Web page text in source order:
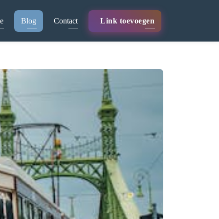
Blog Contact Link toevoegen